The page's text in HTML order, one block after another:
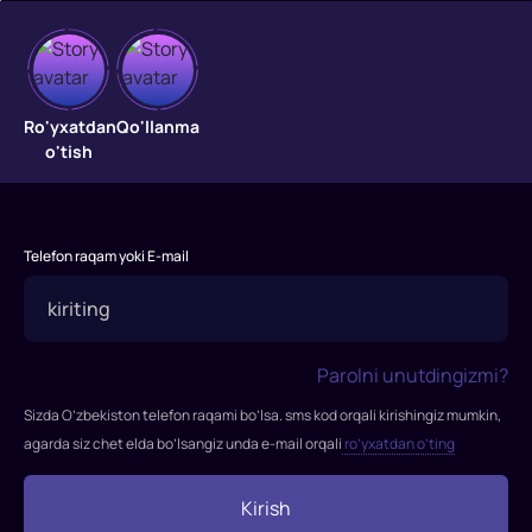
Ajdar
o'rgatuvchilar
vikinglari
ularning
dushmanlari
tinch
osoyishta
Ro'yxatdan
o'tish
Qo'llanma
Telefon raqam yoki E-mail
Parolni unutdingizmi?
Sizda O’zbekiston telefon raqami bo’lsa. sms kod orqali kirishingiz mumkin,
agarda siz chet elda bo’lsangiz unda e-mail orqali ro’yxatdan o’ting
Kirish